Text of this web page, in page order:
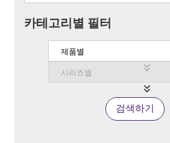
카테고리별 필터
검색하기